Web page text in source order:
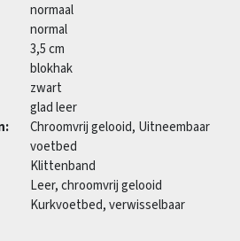
normaal
normal
3,5 cm
blokhak
zwart
glad leer
Chroomvrij gelooid, Uitneembaar
voetbed
Klittenband
Leer, chroomvrij gelooid
Kurkvoetbed, verwisselbaar